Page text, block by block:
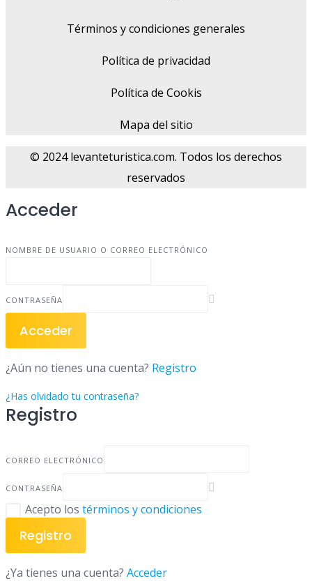
Términos y condiciones generales
Política de privacidad
Política de Cookis
Mapa del sitio
© 2024 levanteturistica.com. Todos los derechos
reservados
Acceder
NOMBRE DE USUARIO O CORREO ELECTRÓNICO
CONTRASEÑA
Acceder
¿Aún no tienes una cuenta? Registro
¿Has olvidado tu contraseña?
Registro
CORREO ELECTRÓNICO
CONTRASEÑA
Acepto los términos y condiciones
Registro
¿Ya tienes una cuenta? Acceder